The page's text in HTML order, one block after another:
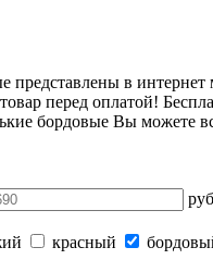
в
перед оплатой!
бордовые Вы можете
красный